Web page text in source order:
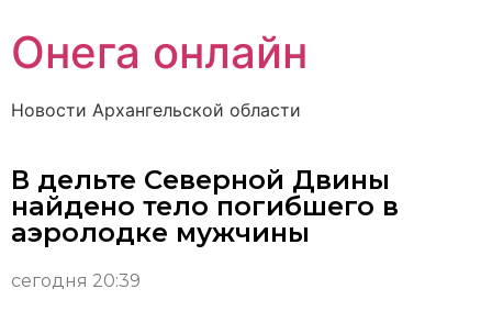
Онега онлайн
Новости Архангельской области
В дельте Северной Двины
найдено тело погибшего в
аэролодке мужчины
сегодня 20:39